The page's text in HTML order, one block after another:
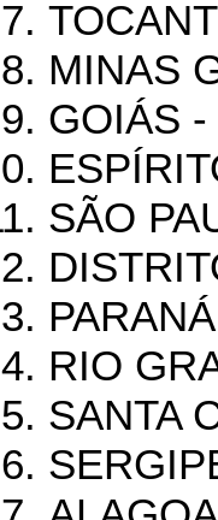
MINAS
GOIÁS
SÃO
RIO
SANTA